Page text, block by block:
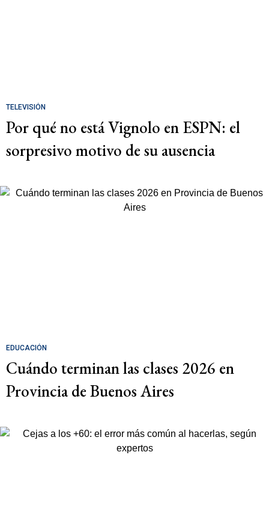
TELEVISIÓN
Por qué no está Vignolo en ESPN: el
sorpresivo motivo de su ausencia
EDUCACIÓN
Cuándo terminan las clases 2026 en
Provincia de Buenos Aires